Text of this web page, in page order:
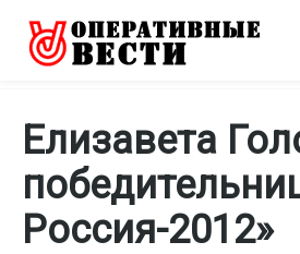
Елизавета
Россия-2012»